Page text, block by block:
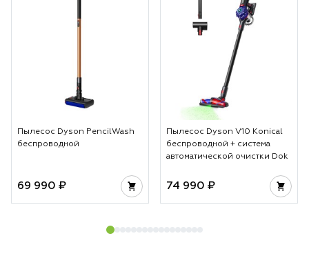
Пылесос Dyson PencilWash
беспроводной
69 990 ₽
Пылесос Dyson V10 Konical
беспроводной + система
автоматической очистки Dok
74 990 ₽